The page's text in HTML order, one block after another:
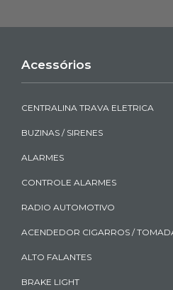
Acessórios
CENTRALINA TRAVA ELETRICA
BUZINAS / SIRENES
ALARMES
CONTROLE ALARMES
RADIO AUTOMOTIVO
ACENDEDOR CIGARROS /
ALTO FALANTES
BRAKE LIGHT